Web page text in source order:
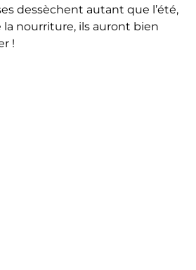
dessèchent autant que l’été,
la nourriture, ils auront bien
!